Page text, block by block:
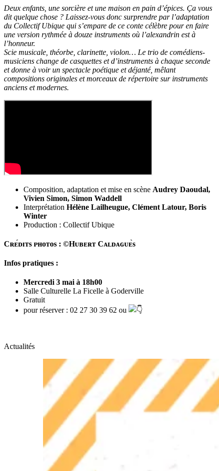
Deux enfants, une sorcière et une maison en pain d’épices. Ça vous
dit quelque chose ? Laissez-vous donc surprendre par l’adaptation
du Collectif Ubique qui s’empare de ce conte célèbre pour en faire
une version rythmée à douze instruments où l’alexandrin est à
l’honneur.
Scie musicale, théorbe, clarinette, violon… Le trio de comédiens-
musiciens change de casquettes et d’instruments à chaque seconde
et donne à voir un spectacle poétique et déjanté, mêlant
compositions originales et morceaux de répertoire sur instruments
anciens et modernes.
Composition, adaptation et mise en scène Audrey Daoudal,
Vivien Simon, Simon Waddell
Interprétation Hélène Lailheugue, Clément Latour, Boris
Winter
Production : Collectif Ubique
Cʀᴇ́ᴅɪᴛs ᴘʜᴏᴛᴏs : ©Hᴜʙᴇʀᴛ Cᴀʟᴅᴀɢᴜᴇ̀s
Infos pratiques :
Mercredi 3 mai à 18h00
Salle Culturelle La Ficelle à Goderville
Gratuit
pour réserver : 02 27 30 39 62 ou
Actualités